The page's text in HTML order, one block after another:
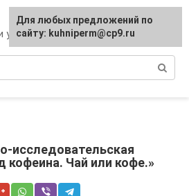
употреблении кофе
исследовательская
кофеина. Чай или кофе.»
Для любых предложений по
сайту: kuhniperm@cp9.ru